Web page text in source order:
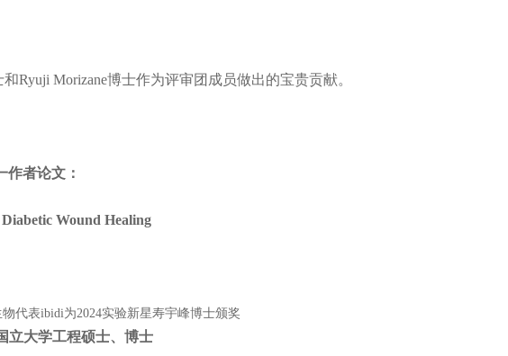
Morizane博士作为评审团成员做出的宝贵贡献。
者论文：
Wound Healing
立大学工程硕士、博士